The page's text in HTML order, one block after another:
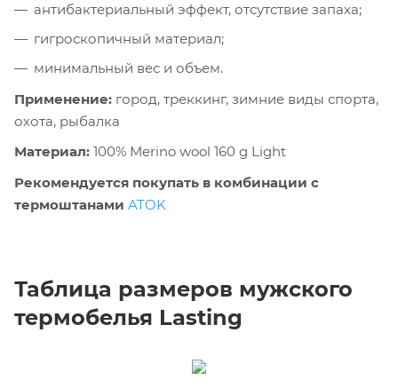
антибактериальный эффект, отсутствие запаха;
гигроскопичный материал;
минимальный вес и объем.
Применение: город, треккинг, зимние виды спорта,
охота, рыбалка
Материал: 100% Merino wool 160 g Light
Рекомендуется покупать в комбинации с
термоштанами ATOK
Таблица размеров мужского
термобелья Lasting